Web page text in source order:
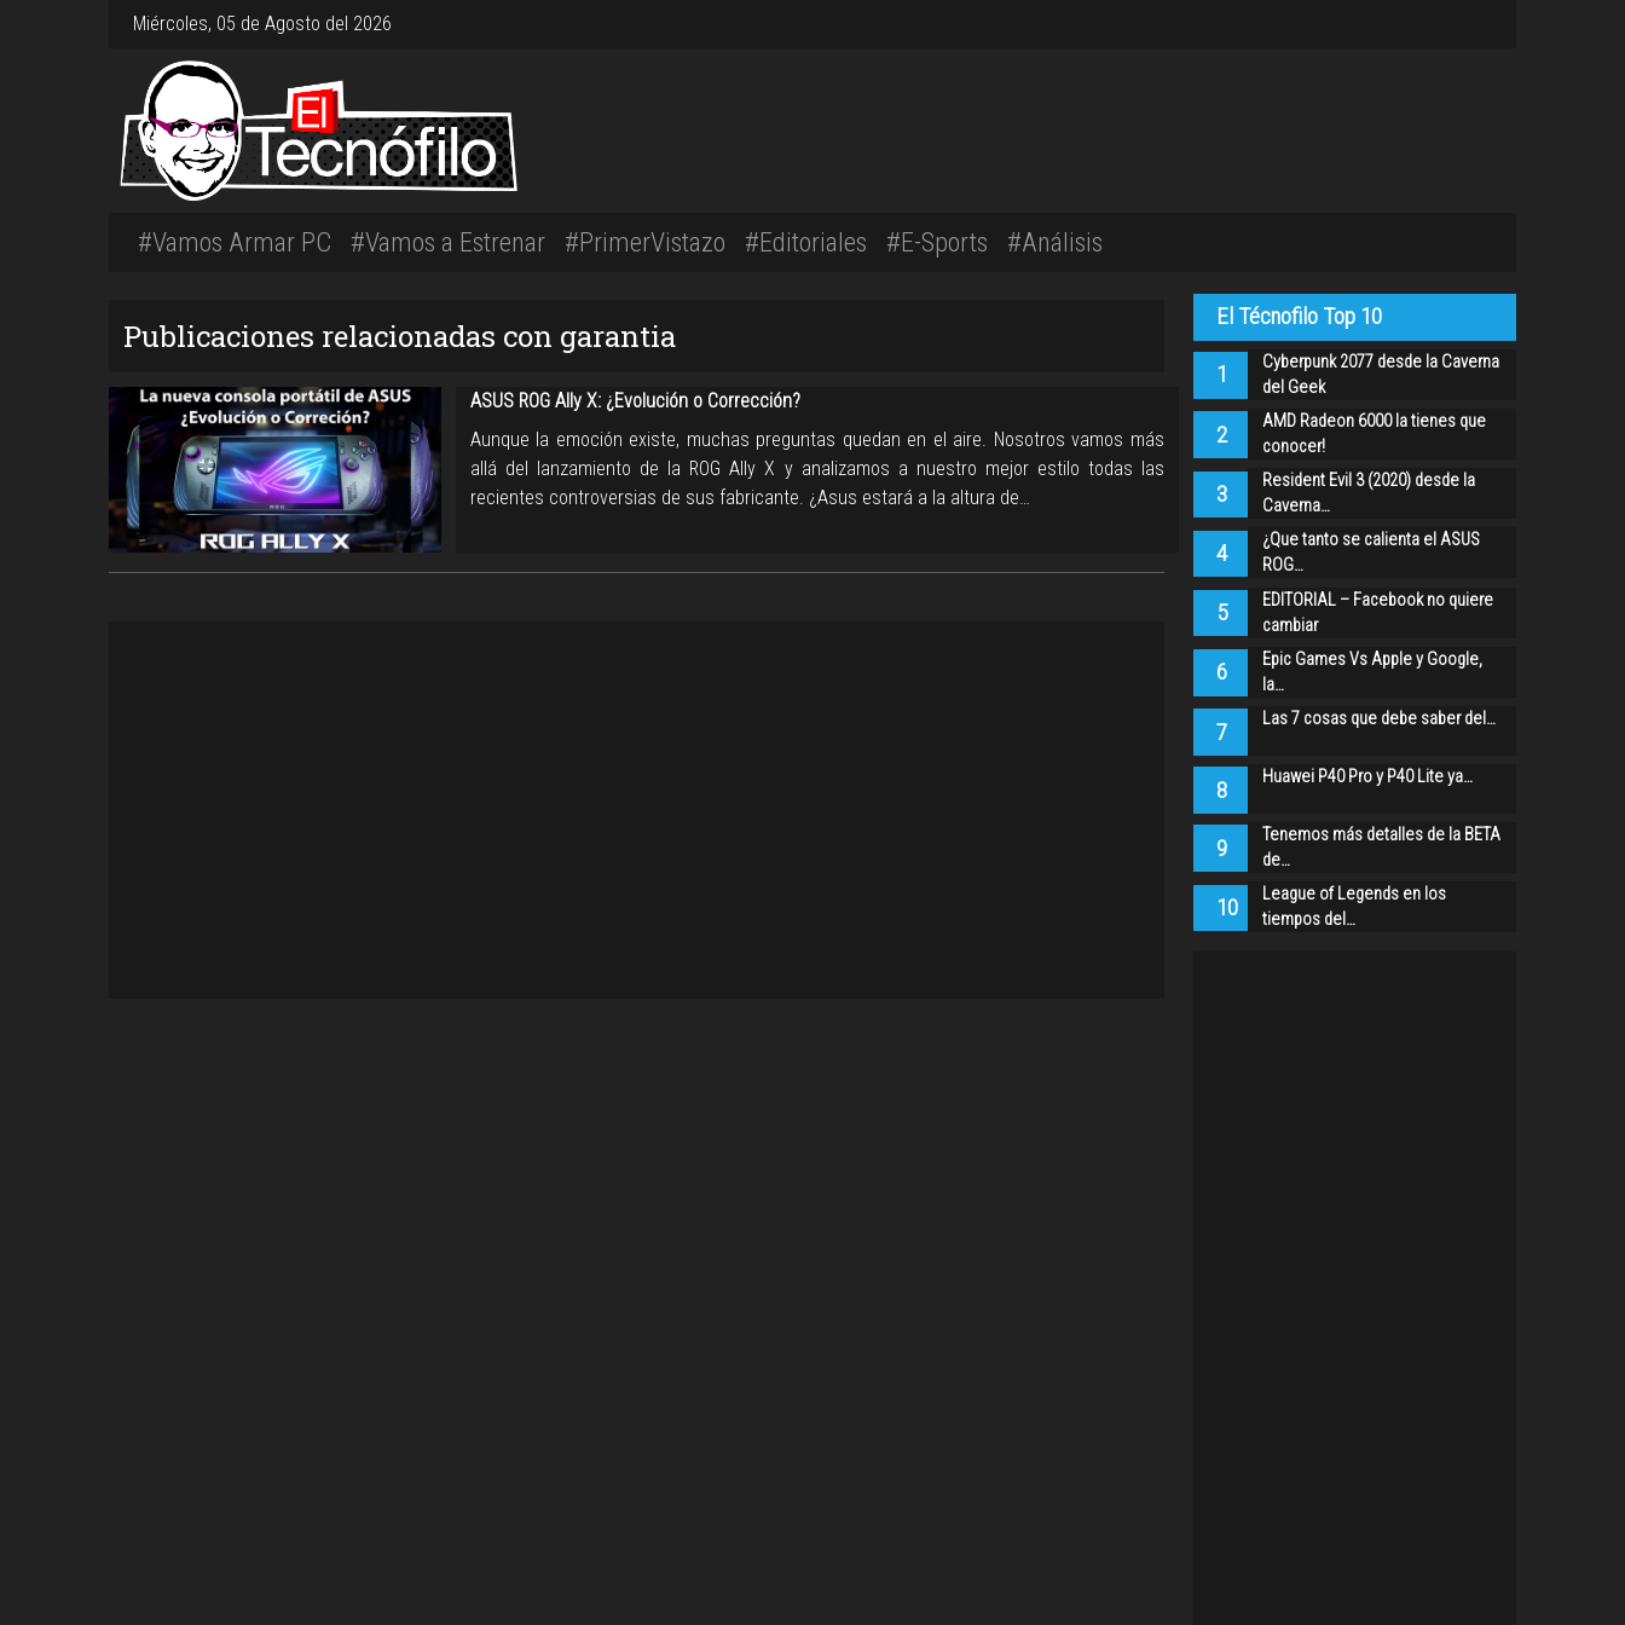
Miércoles, 05 de Agosto del 2026
#Vamos Armar PC #Vamos a Estrenar #PrimerVistazo #Editoriales #E-Sports #Análisis
Publicaciones relacionadas con garantia
ASUS ROG Ally X: ¿Evolución o Corrección?
Aunque la emoción existe, muchas preguntas quedan en el aire. Nosotros vamos más
allá del lanzamiento de la ROG Ally X y analizamos a nuestro mejor estilo todas las
recientes controversias de sus fabricante. ¿Asus estará a la altura de…
El Técnofilo Top 10
1
Cyberpunk 2077 desde la Caverna
del Geek
2
AMD Radeon 6000 la tienes que
conocer!
3
Resident Evil 3 (2020) desde la
Caverna…
4
¿Que tanto se calienta el ASUS
ROG…
5
EDITORIAL – Facebook no quiere
cambiar
6
Epic Games Vs Apple y Google,
la…
7 Las 7 cosas que debe saber del…
8 Huawei P40 Pro y P40 Lite ya…
9
Tenemos más detalles de la BETA
de…
10
League of Legends en los
tiempos del…